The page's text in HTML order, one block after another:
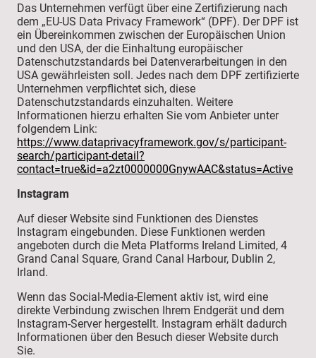
Das Unternehmen verfügt über eine Zertifizierung nach
dem „EU-US Data Privacy Framework“ (DPF). Der DPF ist
ein Übereinkommen zwischen der Europäischen Union
und den USA, der die Einhaltung europäischer
Datenschutzstandards bei Datenverarbeitungen in den
USA gewährleisten soll. Jedes nach dem DPF zertifizierte
Unternehmen verpflichtet sich, diese
Datenschutzstandards einzuhalten. Weitere
Informationen hierzu erhalten Sie vom Anbieter unter
folgendem Link:
https://www.dataprivacyframework.gov/s/participant-
search/participant-detail?
contact=true&id=a2zt0000000GnywAAC&status=Active
Instagram
Auf dieser Website sind Funktionen des Dienstes
Instagram eingebunden. Diese Funktionen werden
angeboten durch die Meta Platforms Ireland Limited, 4
Grand Canal Square, Grand Canal Harbour, Dublin 2,
Irland.
Wenn das Social-Media-Element aktiv ist, wird eine
direkte Verbindung zwischen Ihrem Endgerät und dem
Instagram-Server hergestellt. Instagram erhält dadurch
Informationen über den Besuch dieser Website durch
Sie.